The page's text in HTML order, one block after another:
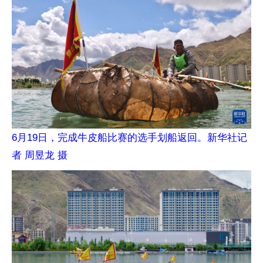
6月19日，完成牛皮船比赛的选手划船返回。新华社记
者 周昱龙 摄